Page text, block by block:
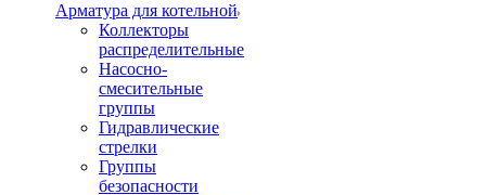
Арматура для котельной
Коллекторы
распределительные
Насосно-
смесительные
группы
Гидравлические
стрелки
Группы
безопасности